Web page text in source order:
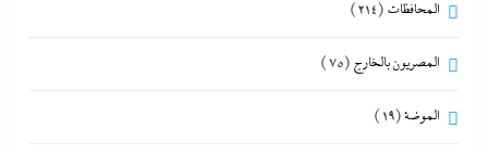
المحافظات (214)
المصريون بالخارج (75)
الموضة(19)